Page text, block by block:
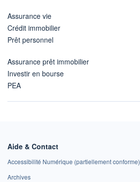
Assurance vie
Crédit immobilier
Prêt personnel
Assurance prêt immobilier
Investir en bourse
PEA
Aide & Contact
Accessibilité Numérique (partiellement conforme)
Archives